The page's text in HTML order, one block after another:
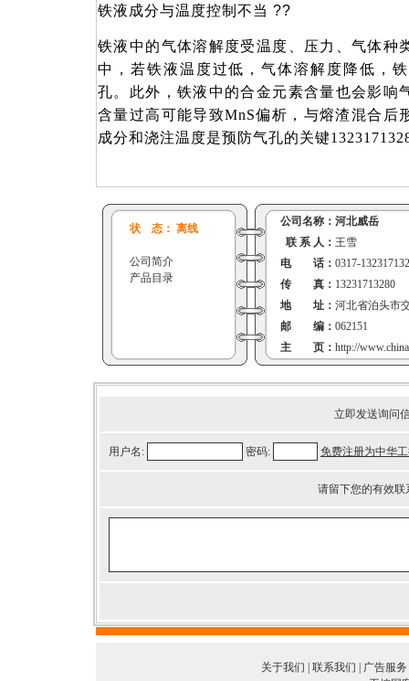
铁液成分与温度控制不当 ??
铁液中的气体溶解度受温度、压力、气体种
中，若铁液温度过低，气体溶解度降低，
孔。此外，铁液中的合金元素含量也会影响
含量过高可能导致MnS偏析，与熔渣混合后
成分和浇注温度是预防气孔的关键
状 态： 离线
公司简介
产品目录
公司名称： 河北威岳
联 系 人： 王雪
电 话： 0317-
传 真： 13231713280
地 址： 河北省泊头市
邮 编： 062151
主 页： http://
立即发送询问
用户名: 密码: 免费注册为中华
请留下您的有效
关于我们 联系我们 广告服务